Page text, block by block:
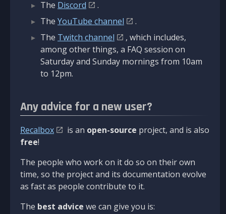
The Discord
.
The YouTube channel
.
The Twitch channel
, which includes,
among other things, a FAQ session on
Saturday and Sunday mornings from 10am
to 12pm.
Any advice for a new user?
Recalbox is an open-source project, and is also
free!
The people who work on it do so on their own
time, so the project and its documentation evolve
as fast as people contribute to it.
The best advice we can give you is: